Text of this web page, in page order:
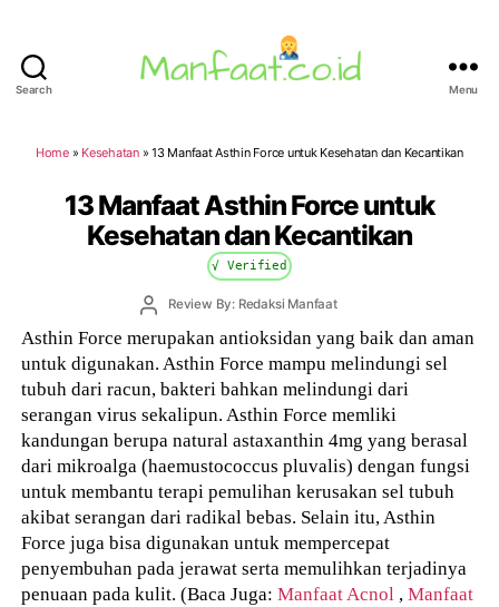
Search Menu
Home» Kesehatan»13 Manfaat Asthin Force untuk Kesehatan dan Kecantikan
13 Manfaat Asthin Force untuk
Kesehatan dan Kecantikan
√ Verified
PostReview By: Redaksi Manfaat
Asthin Force merupakan antioksidan yang baik dan aman
untuk digunakan. Asthin Force mampu melindungi sel
tubuh dari racun, bakteri bahkan melindungi dari
serangan virus sekalipun. Asthin Force memliki
kandungan berupa natural astaxanthin 4mg yang berasal
dari mikroalga (haemustococcus pluvalis) dengan fungsi
untuk membantu terapi pemulihan kerusakan sel tubuh
akibat serangan dari radikal bebas. Selain itu, Asthin
Force juga bisa digunakan untuk mempercepat
penyembuhan pada jerawat serta memulihkan terjadinya
penuaan pada kulit. (Baca Juga:Manfaat Acnol ,Manfaat